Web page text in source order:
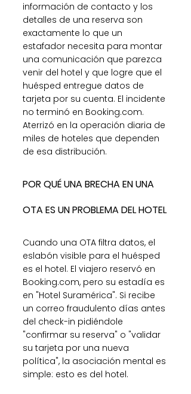
información de contacto y los
detalles de una reserva son
exactamente lo que un
estafador necesita para montar
una comunicación que parezca
venir del hotel y que logre que el
huésped entregue datos de
tarjeta por su cuenta. El incidente
no terminó en Booking.com.
Aterrizó en la operación diaria de
miles de hoteles que dependen
de esa distribución.
POR QUÉ UNA BRECHA EN UNA
OTA ES UN PROBLEMA DEL HOTEL
Cuando una OTA filtra datos, el
eslabón visible para el huésped
es el hotel. El viajero reservó en
Booking.com, pero su estadía es
en "Hotel Suramérica". Si recibe
un correo fraudulento días antes
del check-in pidiéndole
"confirmar su reserva" o "validar
su tarjeta por una nueva
política", la asociación mental es
simple: esto es del hotel.